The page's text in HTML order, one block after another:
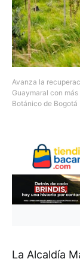
Avanza la
Guaymaral con
Botánico de Bogotá
La Alcaldía